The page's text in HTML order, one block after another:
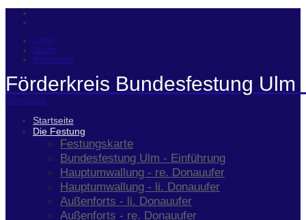
Login
Suche
Impressum
Förderkreis Bundesfestung Ulm
Navigation
Startseite
Die Festung
Festungskarte
Bundesfestung Ulm - Einführung
Hauptumwallung - re. Donauufer
Hauptumwallung - li. Donauufer
Außenforts - li. Donauufer
Außenforts - re. Donauufer